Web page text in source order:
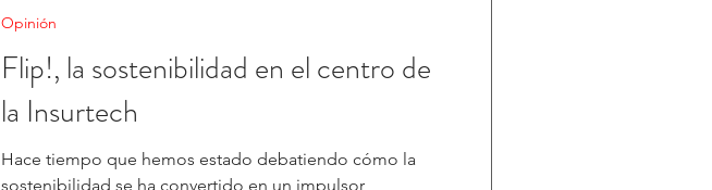
Flip!, la sostenibilidad en el centro de
la Insurtech
Hace tiempo que hemos estado debatiendo cómo la
sostenibilidad se ha convertido en un impulsor
Opinión